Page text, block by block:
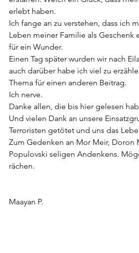
erlebt haben.
Ich fange an zu verstehen, dass ich
Leben meiner Familie als Geschenk
für ein Wunder.
Einen Tag später wurden wir nach
auch darüber habe ich viel zu
Thema für einen anderen Beitrag.
Ich nerve.
Danke allen, die bis hier gelesen
Und vielen Dank an unsere
Terroristen getötet und uns das
Zum Gedenken an Mor Meir, Doron
Populovski seligen Andenkens.
rächen.
Maayan P.